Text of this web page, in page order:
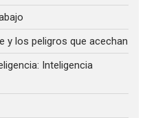
y los peligros que acechan
Inteligencia